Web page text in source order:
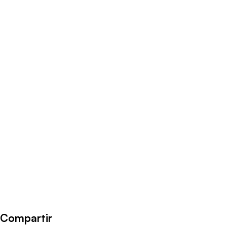
Compartir